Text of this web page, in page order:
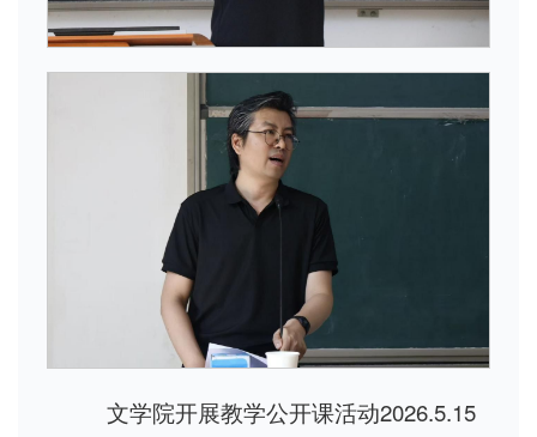
文学院开展教学公开课活动2026.5.15